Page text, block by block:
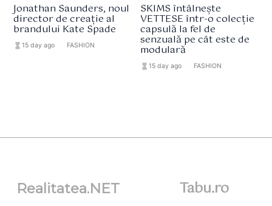
Jonathan Saunders, noul
director de creație al
brandului Kate Spade
hourglass_full15 day ago FASHION
SKIMS întâlnește
VETTESE într-o colecție
capsulă la fel de
senzuală pe cât este de
modulară
hourglass_full 15 day ago FASHION
Realitatea.NET Tabu.ro